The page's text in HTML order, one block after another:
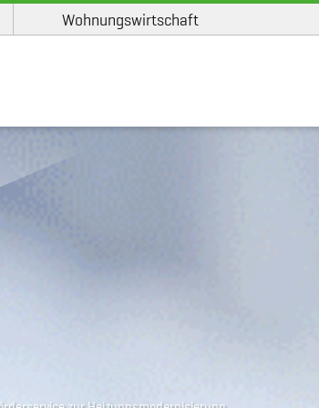
Wohnungswirtschaft